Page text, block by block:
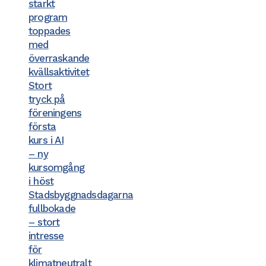
starkt
program
toppades
med
överraskande
kvällsaktivitet
Stort
tryck på
föreningens
första
kurs i AI
– ny
kursomgång
i höst
Stadsbyggnadsdagarna
fullbokade
– stort
intresse
för
klimatneutralt